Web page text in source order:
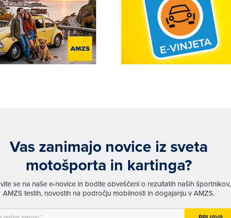
Vas zanimajo novice iz sveta
motošporta in kartinga?
se na naše e-novice in bodite obveščeni o rezultatih naših športnikov,
AMZS testih, novostih na področju mobilnosti in dogajanju v AMZS.